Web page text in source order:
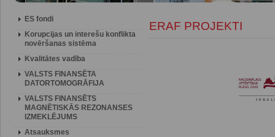
ES fondi
Korupcijas un interešu konflikta
novēršanas sistēma
Kvalitātes vadība
VALSTS FINANSĒTA
DATORTOMOGRĀFIJA
VALSTS FINANSĒTS
MAGNĒTISKĀS REZONANSES
IZMEKLĒJUMS
Atsauksmes
ERAF PROJEKTI